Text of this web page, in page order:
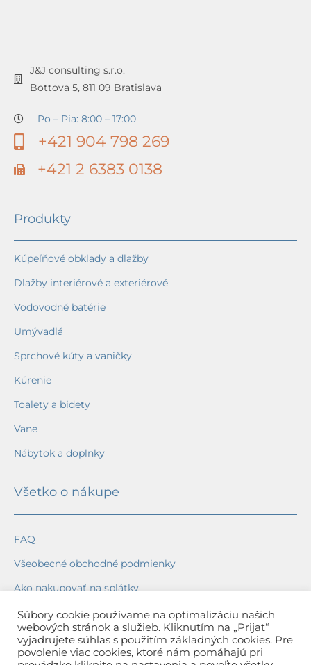
J&J consulting s.r.o.
Bottova 5, 811 09 Bratislava
Po – Pia: 8:00 – 17:00
+421 904 798 269
+421 2 6383 0138
Produkty
Kúpeľňové obklady a dlažby
Dlažby interiérové a exteriérové
Vodovodné batérie
Umývadlá
Sprchové kúty a vaničky
Kúrenie
Toalety a bidety
Vane
Nábytok a doplnky
Všetko o nákupe
FAQ
Všeobecné obchodné podmienky
Ako nakupovať na splátky
Ochrana osobných údajov
Reklamačný poriadok
Spôsob a cena dopravy
Súbory cookie používame na optimalizáciu našich
webových stránok a služieb. Kliknutím na „Prijať“
vyjadrujete súhlas s použitím základných cookies. Pre
povolenie viac cookies, ktoré nám pomáhajú pri